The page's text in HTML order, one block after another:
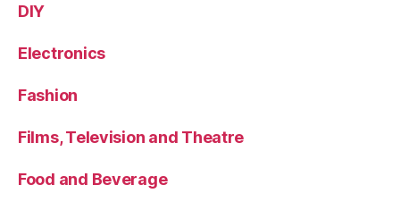
DIY
Electronics
Fashion
Films, Television and Theatre
Food and Beverage